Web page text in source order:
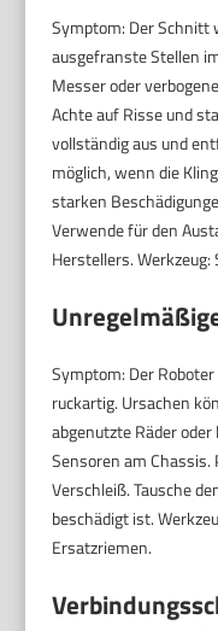
Symptom: Der Schnitt
ausgefranste Stellen
Messer oder
Achte auf Risse und
vollständig aus und
möglich, wenn die
starken
Verwende für den
Herstellers.
Symptom: Der
ruckartig. Ursachen
abgenutzte Räder
Sensoren am Chassis.
Verschleiß. Tausche
beschädigt ist.
Ersatzriemen.